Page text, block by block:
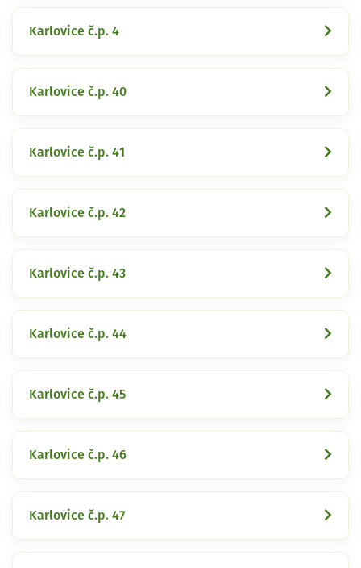
Karlovice č.p. 4
Karlovice č.p. 40
Karlovice č.p. 41
Karlovice č.p. 42
Karlovice č.p. 43
Karlovice č.p. 44
Karlovice č.p. 45
Karlovice č.p. 46
Karlovice č.p. 47